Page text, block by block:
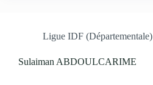
Ligue IDF (Départementale)
Sulaiman ABDOULCARIME